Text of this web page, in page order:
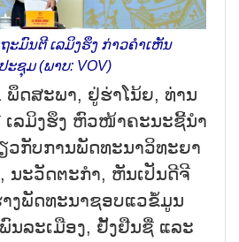
ະ​ມົນ​ຕີ ເລ​ມິງ​ຮຶງ ກ່າວ​ຄຳ​ເຫັນ​
ະ​ຊຸມ (ພາບ: VOV)
ພຶດ​ສະ​ພາ, ຢູ່​ຮ່າ​ໂນ້ຍ, ທ່ານ​
ເລ​ມິງ​ຮຶງ ຫົວ​ໜ້າ​ຄະ​ນະ​ຊີ້​ນຳ​
ວ​ກັບ​ການ​ພັດ​ທະ​ນາ​ວິ​ທະ​ຍ​າ​
ນະ​ວັດ​ຕະ​ກຳ, ຫັນ​ເປັນ​ດີ​ຈີ​
ງ​ພັດ​ທະ​ນາ​ຊອບ​ແວ​ຂໍ້​ມູນ​
ນ​ລະ​ເມືອງ, ຢັ້ງ​ຢືນ​ຊື່ ແລະ